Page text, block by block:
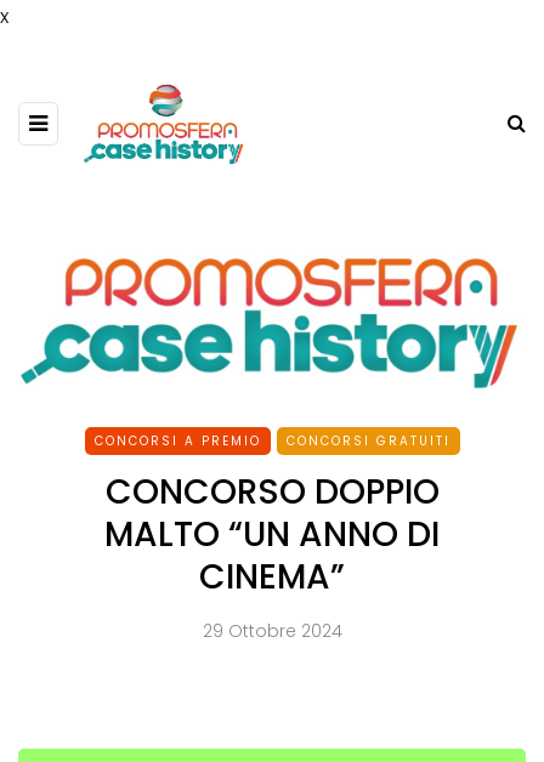
x
CONCORSI A PREMIO CONCORSI GRATUITI
CONCORSO DOPPIO
MALTO “UN ANNO DI
CINEMA”
29 Ottobre 2024